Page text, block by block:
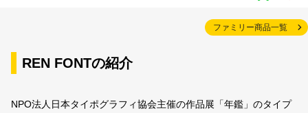
ファミリー商品一覧
REN FONTの紹介
NPO法人日本タイポグラフィ協会主催の作品展「年鑑」のタイプ